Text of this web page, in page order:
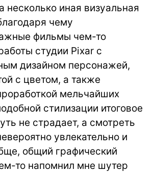
несколько иная визуальная
чему
фильмы чем-то
студии Pixar с
дизайном персонажей,
с цветом, а также
мельчайших
стилизации итоговое
не страдает, а смотреть
увлекательно и
общий графический
то напомнил мне шутер